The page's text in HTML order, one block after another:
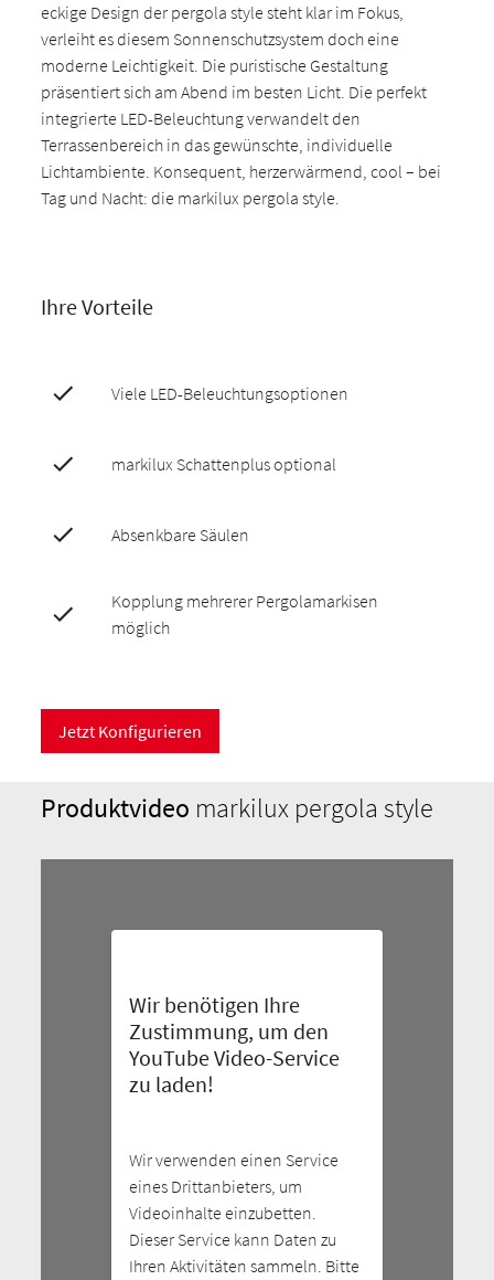
eckige Design der pergola style steht klar im Fokus,
verleiht es diesem Sonnenschutzsystem doch eine
moderne Leichtigkeit. Die puristische Gestaltung
präsentiert sich am Abend im besten Licht. Die perfekt
integrierte LED-Beleuchtung verwandelt den
Terrassenbereich in das gewünschte, individuelle
Lichtambiente. Konsequent, herzerwärmend, cool – bei
Tag und Nacht: die markilux pergola style.
Ihre Vorteile
Viele LED-Beleuchtungsoptionen
markilux Schattenplus optional
Absenkbare Säulen
Kopplung mehrerer Pergolamarkisen
möglich
Jetzt Konfigurieren
Produktvideo markilux pergola style
Wir benötigen Ihre
Zustimmung, um den
YouTube Video-Service
zu laden!
Wir verwenden einen Service
eines Drittanbieters, um
Videoinhalte einzubetten.
Dieser Service kann Daten zu
Ihren Aktivitäten sammeln. Bitte